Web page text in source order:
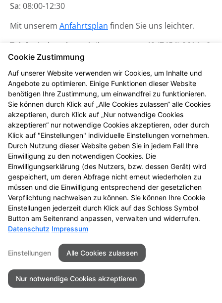
Sa: 08:00-12:30
Mit unserem Anfahrtsplan finden Sie uns leichter.
Telefonisch stehen wir Ihnen unter
+49 (7454) 9614 - 0
zur Verfügung.
Unsere Notdienste finden Sie hier.
Seitenübersicht Kontakt
Impressum
Datenschutz
Barrierefreiheit
© 2026 Apotheke am Neckar
Cookie Zustimmung
Auf unserer Website verwenden wir Cookies, um Inhalte und
Angebote zu optimieren. Einige Funktionen dieser Website
benötigen Ihre Zustimmung, um einwandfrei zu funktionieren.
Sie können durch Klick auf „Alle Cookies zulassen“ alle Cookies
akzeptieren, durch Klick auf „Nur notwendige Cookies
akzeptieren“ nur notwendige Cookies akzeptieren, oder durch
Klick auf "Einstellungen" individuelle Einstellungen vornehmen.
Durch Nutzung dieser Website geben Sie in jedem Fall Ihre
Einwilligung zu den notwendigen Cookies. Die
Einwilligungserklärung (des Nutzers, bzw. dessen Gerät) wird
gespeichert, um deren Abfrage nicht erneut wiederholen zu
müssen und die Einwilligung entsprechend der gesetzlichen
Verpflichtung nachweisen zu können. Sie können Ihre Cookie
Einstellungen jederzeit durch Klick auf das Schloss Symbol
Button am Seitenrand anpassen, verwalten und widerrufen.
Datenschutz Impressum
Einstellungen Alle Cookies zulassen
Nur notwendige Cookies akzeptieren